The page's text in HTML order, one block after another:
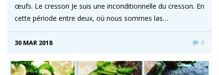
œufs. Le cresson Je suis une inconditionnelle du cresson. En
cette période entre deux, où nous sommes las…
30 MAR 2018 0